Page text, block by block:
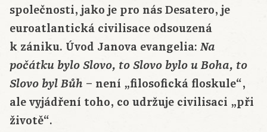
společnosti, jako je pro nás Desatero, je
euroatlantická civilisace odsouzená
k zániku. Úvod Janova evangelia: Na
počátku bylo Slovo, to Slovo bylo u Boha, to
Slovo byl Bůh – není „filosofická floskule“,
ale vyjádření toho, co udržuje civilisaci „při
životě“.